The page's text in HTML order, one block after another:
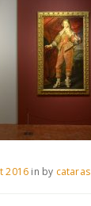
2016 in by cataras